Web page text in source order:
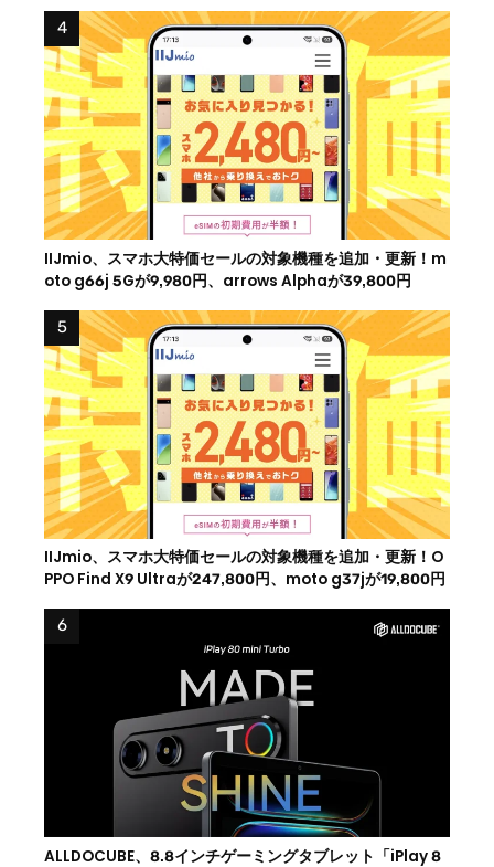
IIJmio、スマホ大特価セールの対象機種を追加・更新！m
oto g66j 5Gが9,980円、arrows Alphaが39,800円
IIJmio、スマホ大特価セールの対象機種を追加・更新！O
PPO Find X9 Ultraが247,800円、moto g37jが19,800円
ALLDOCUBE、8.8インチゲーミングタブレット「iPlay 8